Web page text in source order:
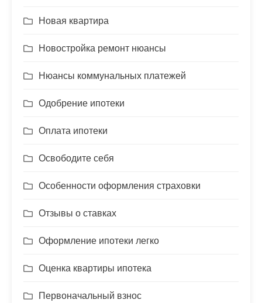
Новая квартира
Новостройка ремонт нюансы
Нюансы коммунальных платежей
Одобрение ипотеки
Оплата ипотеки
Освободите себя
Особенности оформления страховки
Отзывы о ставках
Оформление ипотеки легко
Оценка квартиры ипотека
Первоначальный взнос